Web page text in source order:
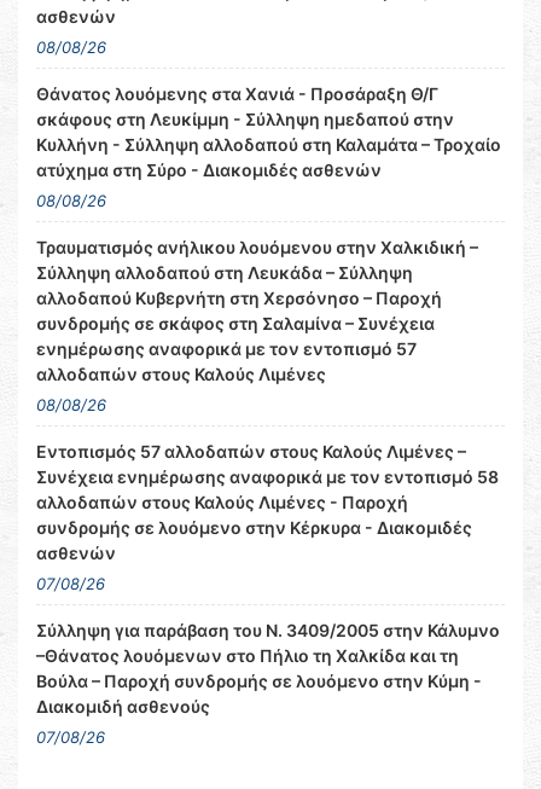
ασθενών
08/08/26
Θάνατος λουόμενης στα Χανιά - Προσάραξη Θ/Γ
σκάφους στη Λευκίμμη - Σύλληψη ημεδαπού στην
Κυλλήνη - Σύλληψη αλλοδαπού στη Καλαμάτα – Τροχαίο
ατύχημα στη Σύρο - Διακομιδές ασθενών
08/08/26
Τραυματισμός ανήλικου λουόμενου στην Χαλκιδική –
Σύλληψη αλλοδαπού στη Λευκάδα – Σύλληψη
αλλοδαπού Κυβερνήτη στη Χερσόνησο – Παροχή
συνδρομής σε σκάφος στη Σαλαμίνα – Συνέχεια
ενημέρωσης αναφορικά με τον εντοπισμό 57
αλλοδαπών στους Καλούς Λιμένες
08/08/26
Εντοπισμός 57 αλλοδαπών στους Καλούς Λιμένες –
Συνέχεια ενημέρωσης αναφορικά με τον εντοπισμό 58
αλλοδαπών στους Καλούς Λιμένες - Παροχή
συνδρομής σε λουόμενο στην Κέρκυρα - Διακομιδές
ασθενών
07/08/26
Σύλληψη για παράβαση του Ν. 3409/2005 στην Κάλυμνο
–Θάνατος λουόμενων στο Πήλιο τη Χαλκίδα και τη
Βούλα – Παροχή συνδρομής σε λουόμενο στην Κύμη -
Διακομιδή ασθενούς
07/08/26